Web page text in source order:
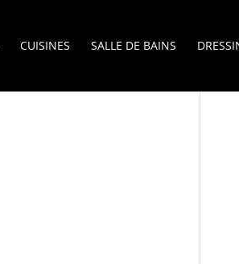
CUISINES SALLE DE BAINS